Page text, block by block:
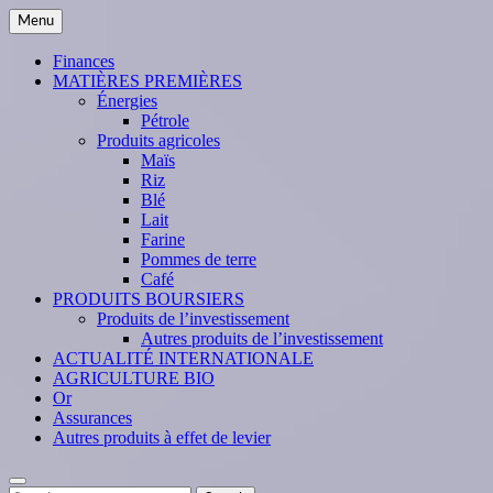
Skip
to
content
Menu
Finances
MATIÈRES PREMIÈRES
Énergies
Pétrole
Produits agricoles
Maïs
Riz
Blé
Lait
Farine
Pommes de terre
Café
PRODUITS BOURSIERS
Produits de l’investissement
Autres produits de l’investissement
ACTUALITÉ INTERNATIONALE
AGRICULTURE BIO
Or
Assurances
Autres produits à effet de levier
Search